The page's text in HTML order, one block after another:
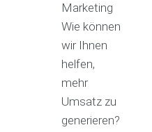
Marketing
Wie können
wir Ihnen
helfen,
mehr
Umsatz zu
generieren?